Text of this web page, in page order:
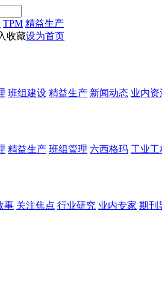
TPM 精益生产
收藏设为首页
班组建设 精益生产 新闻动态 业内资
精益生产 班组管理 六西格玛 工业工
事 关注焦点 行业研究 业内专家 期刊